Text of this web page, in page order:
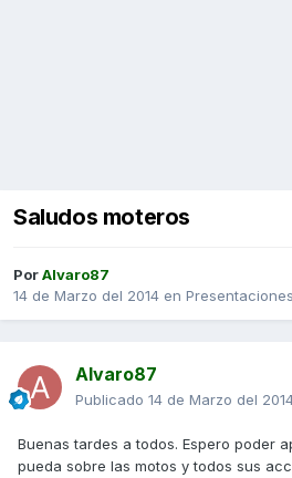
Saludos moteros
PorAlvaro87
14 de Marzo del 2014 en
Alvaro87
Publicado 14 de Marzo del
Buenas tardes a todos. Espero poder
pueda sobre las motos y todos sus